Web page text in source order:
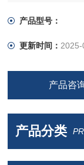
产品型号：
更新时间：
产品咨
产品分类